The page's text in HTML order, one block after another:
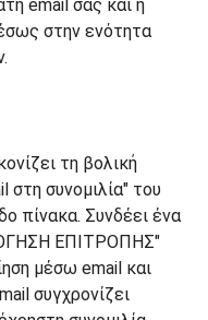
email σας και η
στην ενότητα